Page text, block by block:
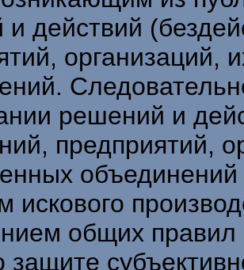
действий
организаций,
решений и
предприятий,
искового
общих правил
защите